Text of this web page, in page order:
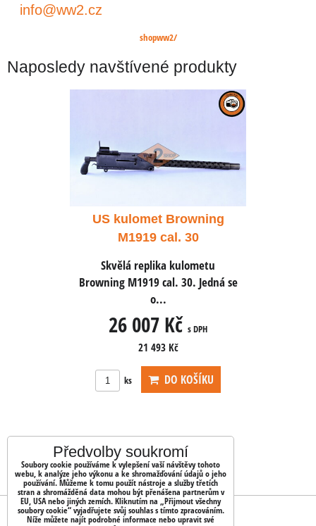
info@ww2.cz
shopww2/
Naposledy navštívené produkty
US kulomet Browning
M1919 cal. 30
Skvělá replika kulometu
Browning M1919 cal. 30. Jedná se
o...
26 007 Kč s DPH
21 493 Kč
ks DO KOŠÍKU
OBJEDNÁVKY
Předvolby soukromí
Soubory cookie používáme k vylepšení vaší návštěvy tohoto
webu, k analýze jeho výkonu a ke shromažďování údajů o jeho
používání. Můžeme k tomu použít nástroje a služby třetích
stran a shromážděná data mohou být přenášena partnerům v
EU, USA nebo jiných zemích. Kliknutím na „Přijmout všechny
soubory cookie“ vyjadřujete svůj souhlas s tímto zpracováním.
Níže můžete najít podrobné informace nebo upravit své